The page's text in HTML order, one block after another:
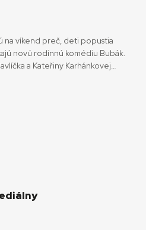
na víkend preč, deti popustia
novú rodinnú komédiu Bubák.
a Kateřiny Karhánkovej
aj dospelých. Scenáristický